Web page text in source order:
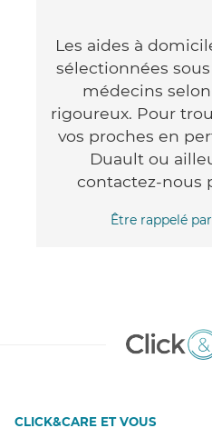
Les aides à
sélectionnées
médecins
rigoureux. Pour
vos proches en
Duault ou
contactez-nous
Être rappelé
CLICK&CARE ET VOUS